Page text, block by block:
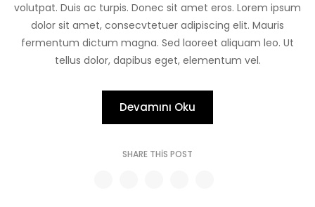
volutpat. Duis ac turpis. Donec sit amet eros. Lorem ipsum
dolor sit amet, consecvtetuer adipiscing elit. Mauris
fermentum dictum magna. Sed laoreet aliquam leo. Ut
tellus dolor, dapibus eget, elementum vel.
Devamını Oku
SHARE THIS POST